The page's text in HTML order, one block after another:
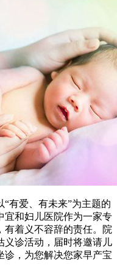
有爱、有未来”为主题的
宜和妇儿医院作为一家专
有着义不容辞的责任。院
义诊活动，届时将邀请儿
诊，为您解决您家早产宝